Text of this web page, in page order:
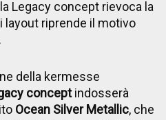
Legacy concept rievoca la
layout riprende il motivo
della kermesse
conceptindosserà
Ocean Silver Metallic, che